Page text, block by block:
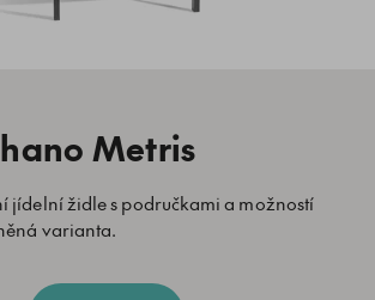
Metris
jídelní židle s područkami a možností
varianta.